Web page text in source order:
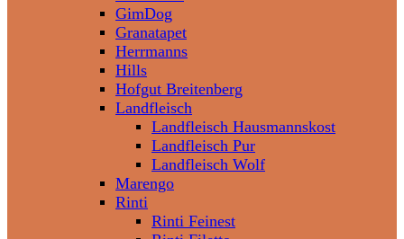
GimDog
Granatapet
Herrmanns
Hills
Hofgut Breitenberg
Landfleisch
Landfleisch Hausmannskost
Landfleisch Pur
Landfleisch Wolf
Marengo
Rinti
Rinti Feinest